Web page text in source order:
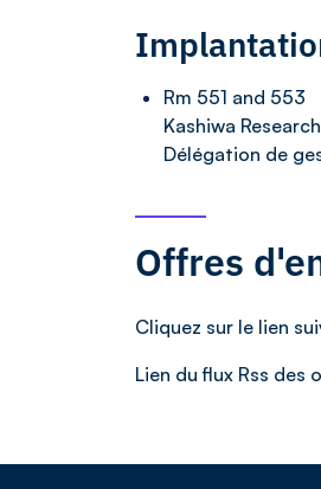
Rm 551 and 553
Kashiwa
Délégation de
Offres
Cliquez sur le lien
Lien du flux Rss